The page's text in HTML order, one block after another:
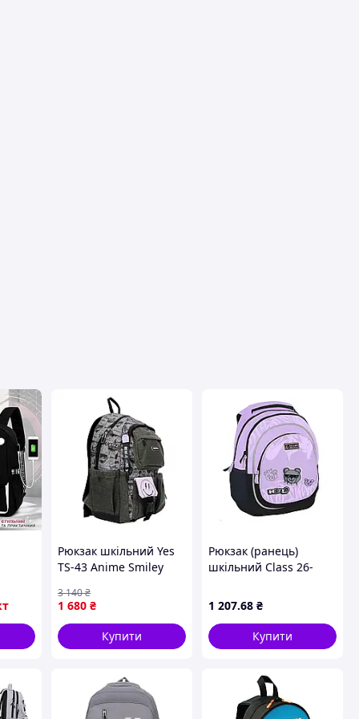
Рюкзак шкільний Yes
TS-43 Anime Smiley
1 680 ₴
3 140₴
Купити
Рюкзак (ранець)
шкільний Class 26-
1 207.68 ₴
Купити